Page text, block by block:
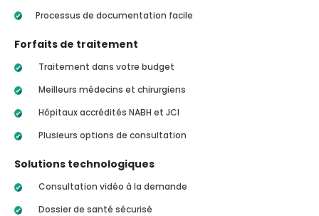
Processus de documentation facile
Forfaits de traitement
Traitement dans votre budget
Meilleurs médecins et chirurgiens
Hôpitaux accrédités NABH et JCI
Plusieurs options de consultation
Solutions technologiques
Consultation vidéo à la demande
Dossier de santé sécurisé